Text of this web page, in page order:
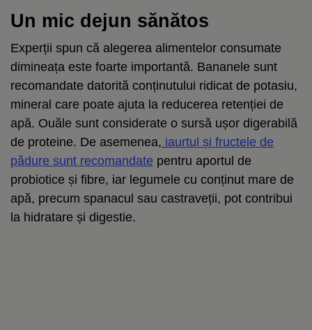
Un mic dejun sănătos
Experții spun că alegerea alimentelor consumate
dimineața este foarte importantă. Bananele sunt
recomandate datorită conținutului ridicat de potasiu,
mineral care poate ajuta la reducerea retenției de
apă. Ouăle sunt considerate o sursă ușor digerabilă
de proteine. De asemenea, iaurtul și fructele de
pădure sunt recomandate pentru aportul de
probiotice și fibre, iar legumele cu conținut mare de
apă, precum spanacul sau castraveții, pot contribui
la hidratare și digestie.